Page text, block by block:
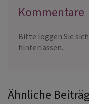
Kommentare
Bitte loggen Sie
hinterlassen.
Ähnliche